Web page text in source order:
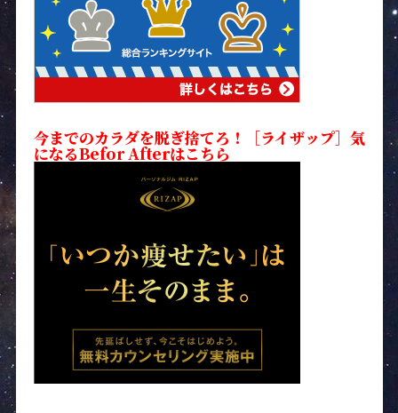
今までのカラダを脱ぎ捨てろ！［ライザップ］気
になるBefor Afterはこちら